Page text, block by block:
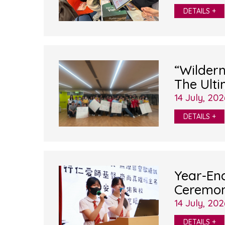
DETAILS +
The
14 July,
DETAILS +
Year-
14 July,
DETAILS +